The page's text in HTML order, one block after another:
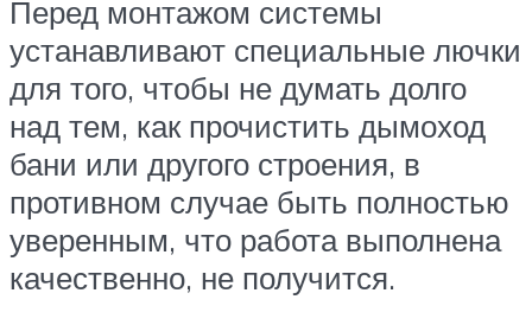
Перед монтажом системы
устанавливают специальные лючки
для того, чтобы не думать долго
над тем, как прочистить дымоход
бани или другого строения, в
противном случае быть полностью
уверенным, что работа выполнена
качественно, не получится.